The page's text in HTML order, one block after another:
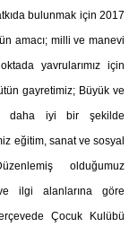
bulunmak için 2017
amacı; milli ve manevi
yavrularımız için
gayretimiz; Büyük ve
daha iyi bir şekilde
eğitim, sanat ve sosyal
olduğumuz
ilgi alanlarına göre
Çocuk Kulübü